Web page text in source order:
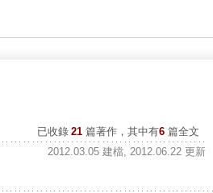
已收錄 21 篇著作，其中有6篇全文
2012.03.05 建檔, 2012.06.22 更新